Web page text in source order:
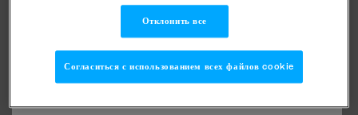
Отклонить все
Согласиться с использованием всех файлов cookie